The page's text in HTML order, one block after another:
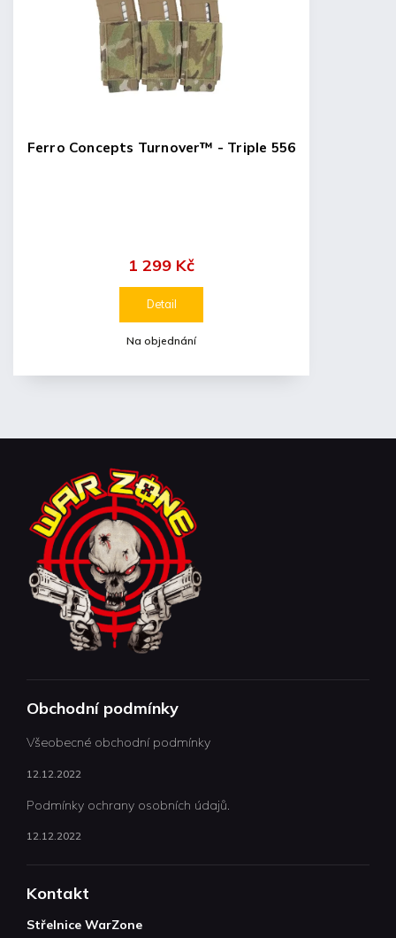
Ferro Concepts Turnover™ - Triple 556
Na objednání
1 299 Kč
Detail
Obchodní podmínky
Všeobecné obchodní podmínky
12.12.2022
Podmínky ochrany osobních údajů.
12.12.2022
Kontakt
Střelnice WarZone